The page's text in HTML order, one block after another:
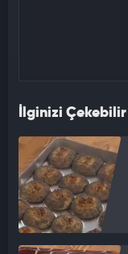
İlginizi Çekebilir